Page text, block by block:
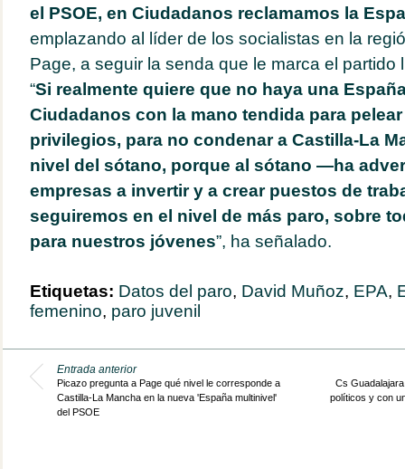
el PSOE, en Ciudadanos reclamamos la
emplazando al líder de los socialistas en la
Page, a seguir la senda que le marca el partido
“Si realmente quiere que no haya una
Ciudadanos con la mano tendida para
privilegios, para no condenar a Castilla-La
nivel del sótano, porque al sótano —ha
empresas a invertir y a crear puestos de
seguiremos en el nivel de más paro, sobre
para nuestros jóvenes”, ha señalado.
Etiquetas: Datos del paro, David Muñoz, EPA,
femenino, paro juvenil
Entrada anterior
Picazo pregunta a Page qué nivel le corresponde a
Castilla-La Mancha en la nueva 'España multinivel'
del PSOE
Cs
políticos y con